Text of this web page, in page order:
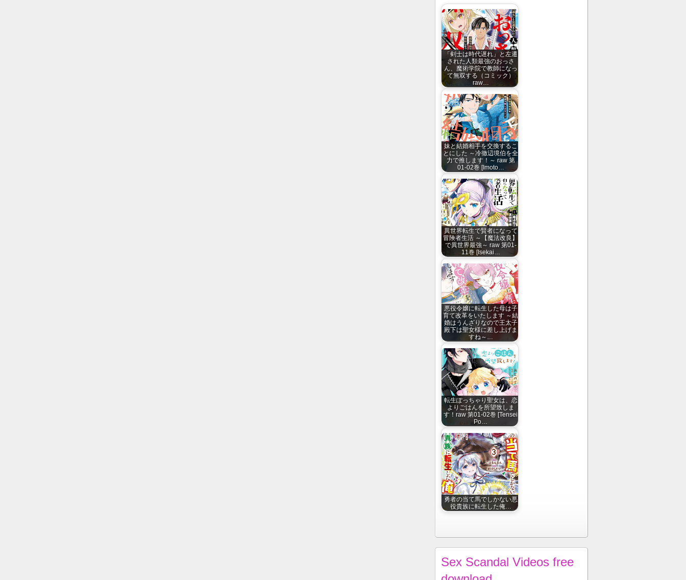
「剣士は時代遅れ」と左遷
された人類最強のおっさ
ん、魔術学院で教師になっ
て無双する（コミック）
raw…
妹と結婚相手を交換するこ
とにした ～冷徹辺境伯を全
力で推します！～ raw 第
01-02巻 [Imoto…
異世界転生で賢者になって
冒険者生活 ～【魔法改良】
で異世界最強～ raw 第01-
11巻 [Isekai…
悪役令嬢に転生した母は子
育て改革をいたします ～結
婚はうんざりなので王太子
殿下は聖女様に差し上げま
すね～…
転生ぽっちゃり聖女は、恋
よりごはんを所望致しま
す！raw 第01-02巻 [Tensei
Po…
勇者の当て馬でしかない悪
役貴族に転生した俺…
Sex Scandal Videos free